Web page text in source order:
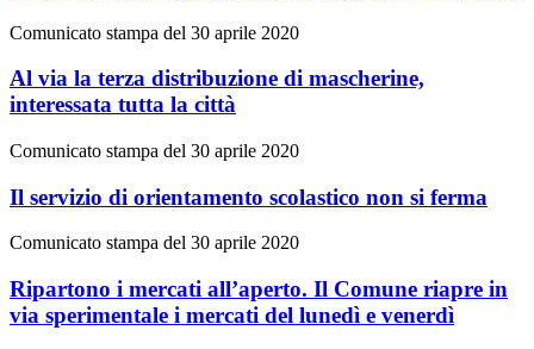
Comunicato stampa del 30 aprile 2020
Al via la terza distribuzione di mascherine,
interessata tutta la città
Comunicato stampa del 30 aprile 2020
Il servizio di orientamento scolastico non si ferma
Comunicato stampa del 30 aprile 2020
Ripartono i mercati all’aperto. Il Comune riapre in
via sperimentale i mercati del lunedì e venerdì